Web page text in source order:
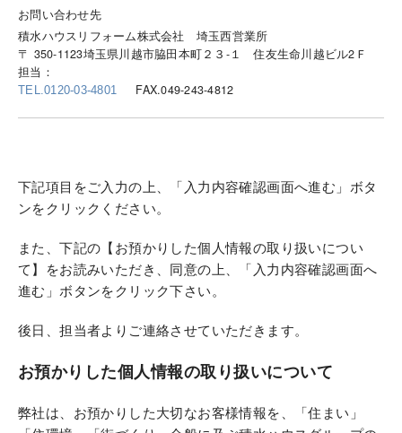
お問い合わせ先
積水ハウスリフォーム株式会社 埼玉西営業所
〒 350-1123埼玉県川越市脇田本町２３-１ 住友生命川越ビル2Ｆ
担当：
TEL.0120-03-4801 FAX.049-243-4812
下記項目をご入力の上、「入力内容確認画面へ進む」ボタ
ンをクリックください。
また、下記の【お預かりした個人情報の取り扱いについ
て】をお読みいただき、同意の上、「入力内容確認画面へ
進む」ボタンをクリック下さい。
後日、担当者よりご連絡させていただきます。
お預かりした個人情報の取り扱いについて
弊社は、お預かりした大切なお客様情報を、「住まい」